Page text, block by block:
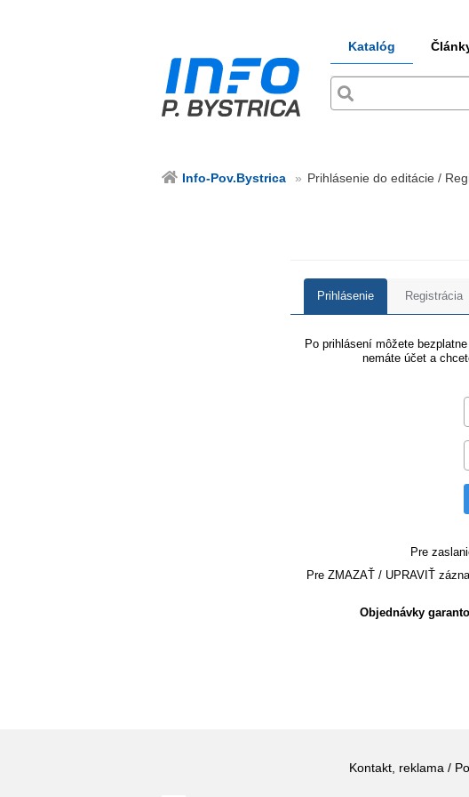
Katalóg
Info-Pov.Bystrica Prihlásenie do editácie /
Prihlásenie Registrácia
Po prihlásení môžete
nemáte účet a
Pre
Pre ZMAZAŤ / UPRAVIŤ
Objednávky
Kontakt, reklama /